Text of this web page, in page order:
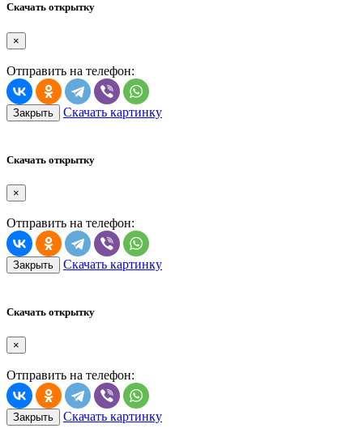
Скачать открытку
×
Отправить на телефон:
Закрыть Скачать картинку
Скачать открытку
×
Отправить на телефон:
Закрыть Скачать картинку
Скачать открытку
×
Отправить на телефон:
Закрыть Скачать картинку